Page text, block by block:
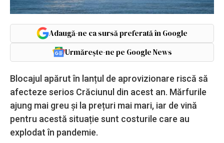
Adaugă-ne ca sursă preferată în Google
Urmărește-ne pe Google News
Blocajul apărut în lanțul de aprovizionare riscă să
afecteze serios Crăciunul din acest an. Mărfurile
ajung mai greu și la prețuri mai mari, iar de vină
pentru acestă situație sunt costurile care au
explodat în pandemie.